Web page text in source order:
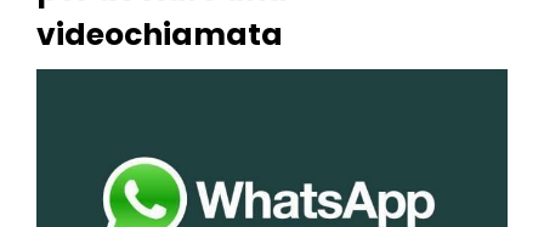
videochiamata